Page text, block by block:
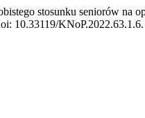
stosunku seniorów na
10.33119/KNoP.2022.63.1.6.